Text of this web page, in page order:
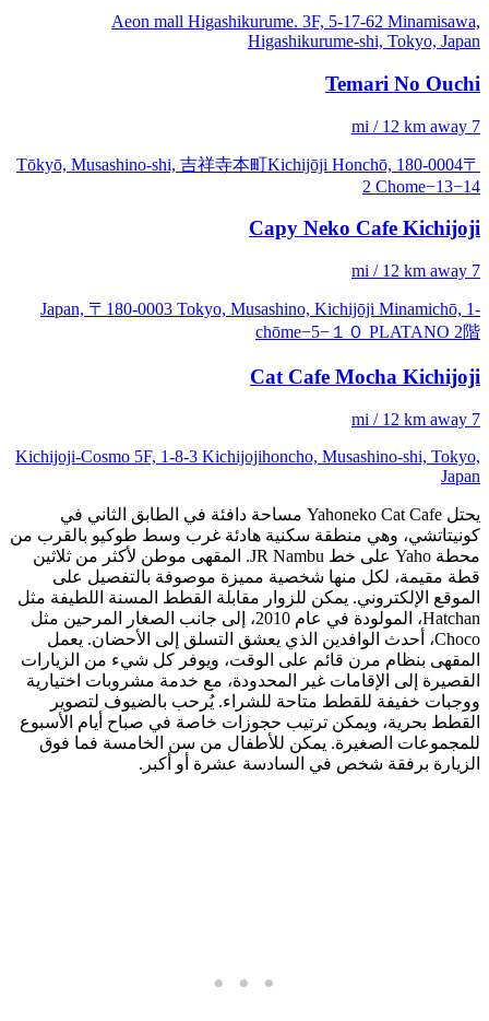
Aeon mall Higashikurume. 3F, 5-17-62 Minamisawa,
Higashikurume-shi, Tokyo, Japan
Temari No Ouchi
7 mi / 12 km away
〒180-0004 Tōkyō, Musashino-shi, 吉祥寺本町Kichijōji Honchō,
2 Chome−13−14
Capy Neko Cafe Kichijoji
7 mi / 12 km away
Japan, 〒180-0003 Tokyo, Musashino, Kichijōji Minamichō, 1-
chōme−5−１０ PLATANO 2階
Cat Cafe Mocha Kichijoji
7 mi / 12 km away
Kichijoji-Cosmo 5F, 1-8-3 Kichijojihoncho, Musashino-shi, Tokyo,
Japan
يحتل Yahoneko Cat Cafe مساحة دافئة في الطابق الثاني في
كونيتاتشي، وهي منطقة سكنية هادئة غرب وسط طوكيو بالقرب من
محطة Yaho على خط JR Nambu. المقهى موطن لأكثر من ثلاثين
قطة مقيمة، لكل منها شخصية مميزة موصوفة بالتفصيل على
الموقع الإلكتروني. يمكن للزوار مقابلة القطط المسنة اللطيفة مثل
Hatchan، المولودة في عام 2010، إلى جانب الصغار المرحين مثل
Choco، أحدث الوافدين الذي يعشق التسلق إلى الأحضان. يعمل
المقهى بنظام مرن قائم على الوقت، ويوفر كل شيء من الزيارات
القصيرة إلى الإقامات غير المحدودة، مع خدمة مشروبات اختيارية
ووجبات خفيفة للقطط متاحة للشراء. يُرحب بالضيوف لتصوير
القطط بحرية، ويمكن ترتيب حجوزات خاصة في صباح أيام الأسبوع
للمجموعات الصغيرة. يمكن للأطفال من سن الخامسة فما فوق
الزيارة برفقة شخص في السادسة عشرة أو أكبر.